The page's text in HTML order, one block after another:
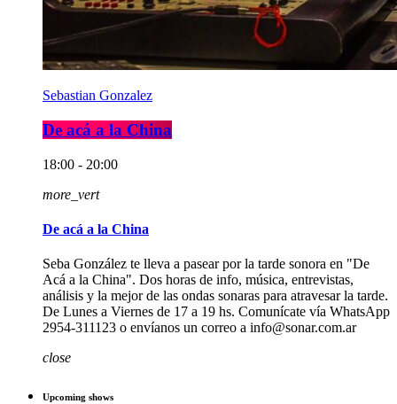
Sebastian Gonzalez
De acá a la China
18:00 - 20:00
more_vert
De acá a la China
Seba González te lleva a pasear por la tarde sonora en "De
Acá a la China". Dos horas de info, música, entrevistas,
análisis y la mejor de las ondas sonaras para atravesar la tarde.
De Lunes a Viernes de 17 a 19 hs. Comunícate vía WhatsApp
2954-311123 o envíanos un correo a info@sonar.com.ar
close
Upcoming shows